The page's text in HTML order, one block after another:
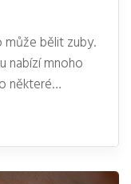
může bělit zuby.
nabízí mnoho
některé
dobře
je bělení
doma,
Proto si